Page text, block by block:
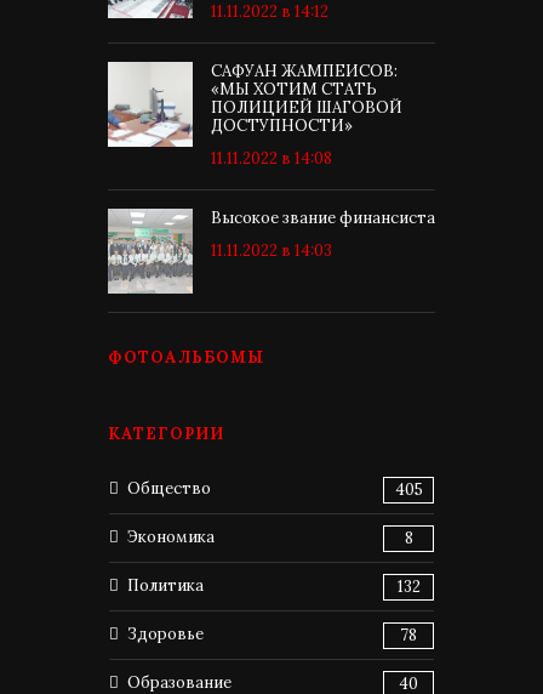
11.11.2022 в 14:12
САФУАН ЖАМПЕИСОВ:
«МЫ ХОТИМ СТАТЬ
ПОЛИЦИЕЙ ШАГОВОЙ
ДОСТУПНОСТИ»
11.11.2022 в 14:08
Высокое звание финансиста
11.11.2022 в 14:03
ФОТОАЛЬБОМЫ
КАТЕГОРИИ
Общество 405
Экономика 8
Политика 132
Здоровье 78
Образование 40